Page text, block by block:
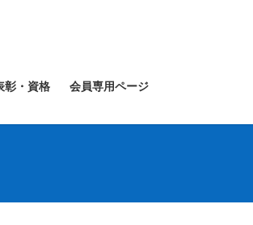
彰・資格 会員専用ページ